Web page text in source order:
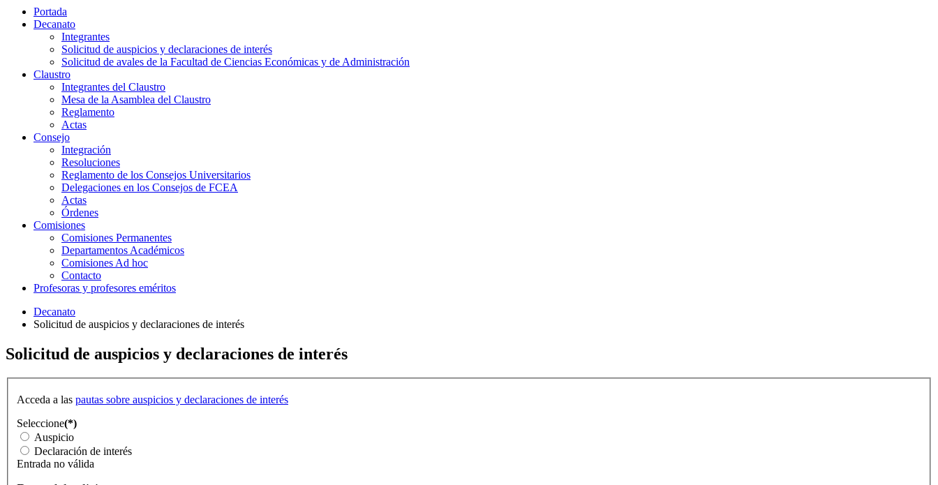
Portada
Decanato
Integrantes
Solicitud de auspicios y declaraciones de interés
Solicitud de avales de la Facultad de Ciencias Económicas y de Administración
Claustro
Integrantes del Claustro
Mesa de la Asamblea del Claustro
Reglamento
Actas
Consejo
Integración
Resoluciones
Reglamento de los Consejos Universitarios
Delegaciones en los Consejos de FCEA
Actas
Órdenes
Comisiones
Comisiones Permanentes
Departamentos Académicos
Comisiones Ad hoc
Contacto
Profesoras y profesores eméritos
Decanato
Solicitud de auspicios y declaraciones de interés
Solicitud de auspicios y declaraciones de interés
Acceda a las pautas sobre auspicios y declaraciones de interés
Seleccione(*)
Auspicio
Declaración de interés
Entrada no válida